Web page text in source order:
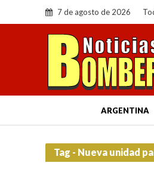
7 de agosto de 2026
ARGENTINA
Tag - Nueva unidad